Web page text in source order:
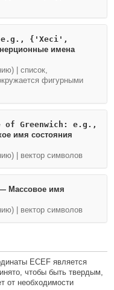
{'Xeci',
имена
| список,
фигурными
Greenwich: e.g.,
имя состояния
| вектор символов
Массовое имя
| вектор символов
ECEF является
чтобы быть твердым,
от необходимости